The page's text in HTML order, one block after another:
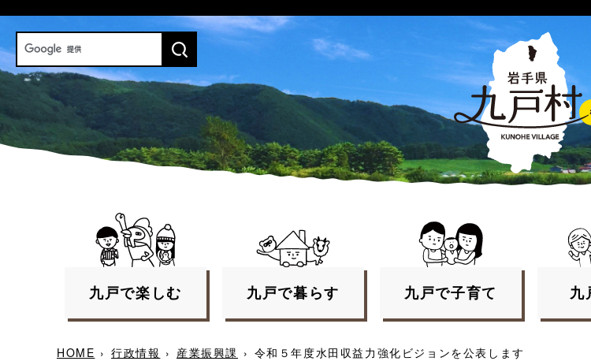
九戸で楽しむ 九戸で暮らす 九戸で子育て 九
HOME › 行政情報 › 産業振興課 › 令和５年度水田収益力強化ビジョンを公表します